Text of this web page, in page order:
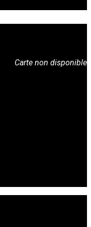
Carte non disponible